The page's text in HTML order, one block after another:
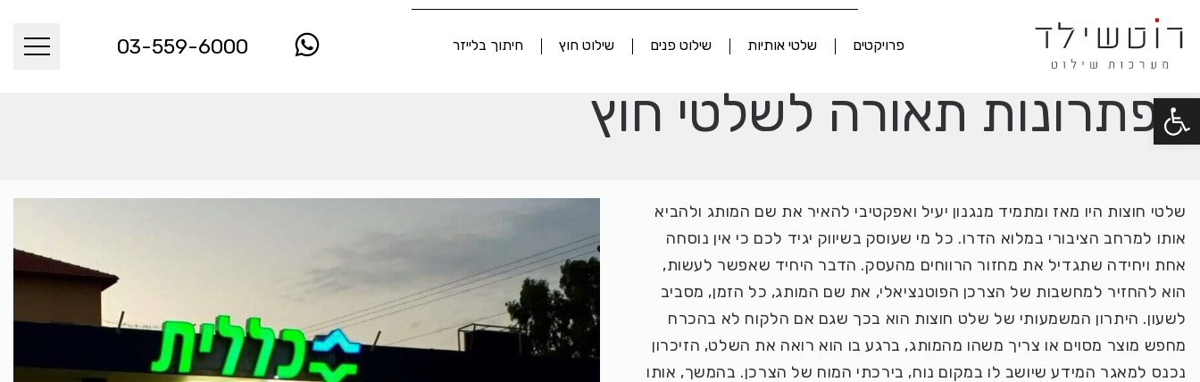
פתח סרגל נגישות
פרויקטים שלטי אותיות שילוט פנים שילוט חוץ חיתוך בלייזר 03-559-6000
פתרונות תאורה לשלטי חוץ
שלטי חוצות היו מאז ומתמיד מנגנון יעיל ואפקטיבי להאיר את שם המותג ולהביא
אותו למרחב הציבורי במלוא הדרו. כל מי שעוסק בשיווק יגיד לכם כי אין נוסחה
אחת ויחידה שתגדיל את מחזור הרווחים מהעסק. הדבר היחיד שאפשר לעשות,
הוא להחזיר למחשבות של הצרכן הפוטנציאלי, את שם המותג, כל הזמן, מסביב
לשעון. היתרון המשמעותי של שלט חוצות הוא בכך שגם אם הלקוח לא בהכרח
מחפש מוצר מסוים או צריך משהו מהמותג, ברגע בו הוא רואה את השלט, הזיכרון
נכנס למאגר המידע שיושב לו במקום נוח, בירכתי המוח של הצרכן. בהמשך, אותו